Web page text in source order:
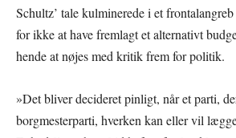
Schultz’ tale kulminerede i et
for ikke at have fremlagt et alternativt
hende at nøjes med kritik frem for politik.
»Det bliver decideret pinligt, når et parti,
borgmesterparti, hverken kan eller vil